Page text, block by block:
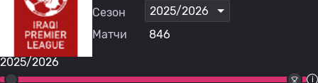
2025/2026
Сезон
2025/2026
Матчи
846